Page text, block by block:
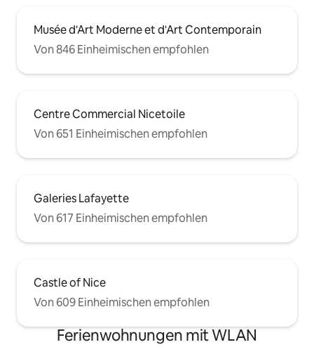
Musée d'Art Moderne et d'Art Contemporain
Von 846 Einheimischen empfohlen
Centre Commercial Nicetoile
Von 651 Einheimischen empfohlen
Galeries Lafayette
Von 617 Einheimischen empfohlen
Castle of Nice
Von 609 Einheimischen empfohlen
Ferienwohnungen mit WLAN